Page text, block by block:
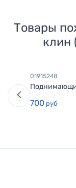
Товары
клин
01915248
700 руб